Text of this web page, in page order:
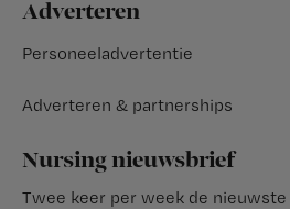
Adverteren
Personeeladvertentie
Adverteren & partnerships
Nursing nieuwsbrief
Twee keer per week de